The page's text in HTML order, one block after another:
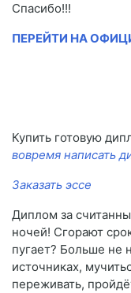
Спасибо!!!
ПЕРЕЙТИ НА
Купить готовую
вовремя написать
Заказать эссе
Диплом за
ночей! Сгорают
пугает? Больше не
источниках,
переживать,